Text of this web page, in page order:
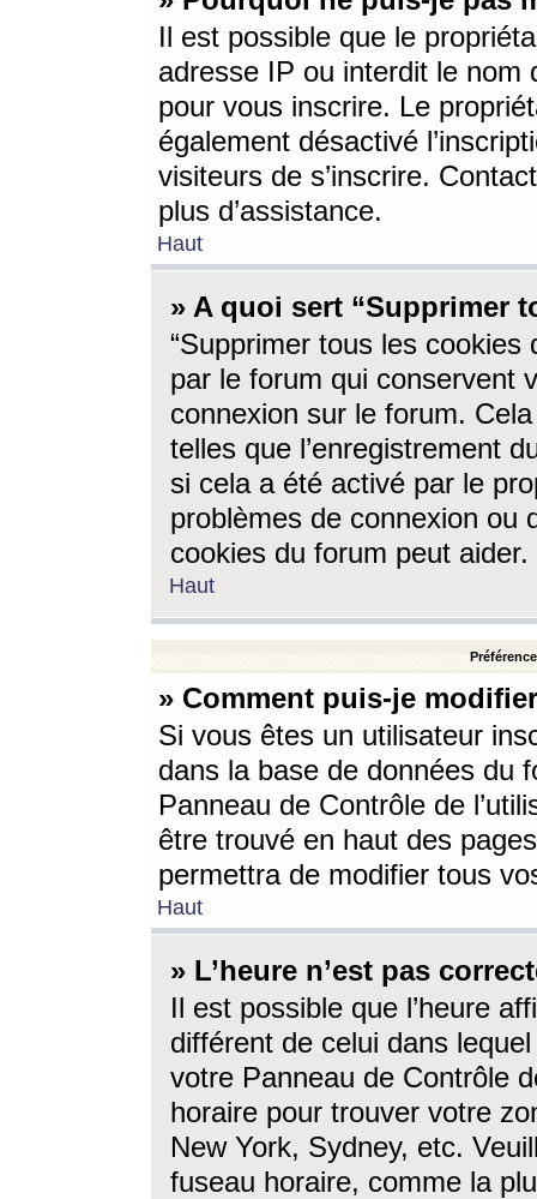
Il est possible que le
adresse IP ou interdit le nom
pour vous inscrire. Le
également désactivé
visiteurs de s’inscrire.
plus d’assistance.
Haut
» A quoi sert “Supprimer
“Supprimer tous les cookies
par le forum qui conservent
connexion sur le forum.
telles que l’enregistrement
si cela a été activé par le
problèmes de connexion ou
cookies du forum peut aider.
Haut
» Comment puis-je
Si vous êtes un utilisateur
dans la base de données du
Panneau de Contrôle de
être trouvé en haut des
permettra de modifier tous
Haut
» L’heure n’est pas
Il est possible que l’heure
différent de celui dans
votre Panneau de Contrôle
horaire pour trouver votre
New York, Sydney, etc.
fuseau horaire, comme la